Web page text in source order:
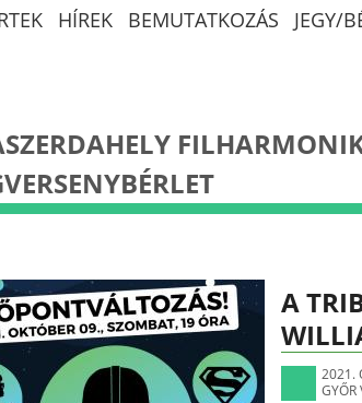
HÍREK BEMUTATKOZÁS JEGY/
A
2021.
GYŐR